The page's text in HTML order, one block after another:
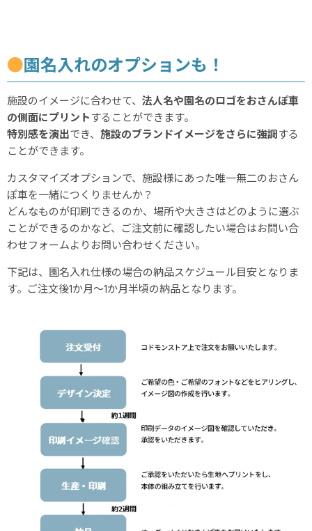
●園名入れのオプションも！
施設のイメージに合わせて、 法人名や園名のロゴをおさんぽ車
の側面にプリント することができます。
特別感を演出でき、 施設のブランドイメージをさらに強調する
ことができます。
カスタマイズオプションで、施設様にあった唯一無二のおさん
ぽ車を一緒につくりませんか？
どんなものが印刷できるのか、場所や大きさはどのように選ぶ
ことができるのかなど、ご注文前に確認したい場合はお問い合
わせフォームよりお問い合わせください。
下記は、園名入れ仕様の場合の納品スケジュール目安となりま
す。ご注文後1か月～1か月半頃の納品となります。